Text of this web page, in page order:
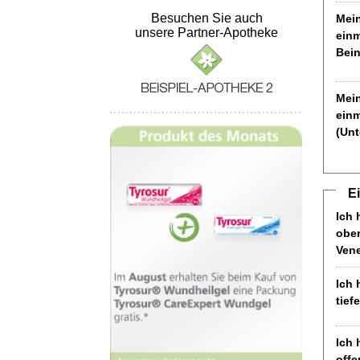
Besuchen Sie auch
unsere Partner-Apotheke
Ich
Ich
Ich